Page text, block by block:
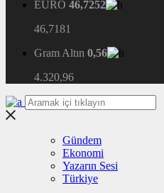
EURO 46,7252
46,7181
Gram Altın 0,56
4.320,96
Gündem
Ekonomi
Yazarın Sesi
Türkiye